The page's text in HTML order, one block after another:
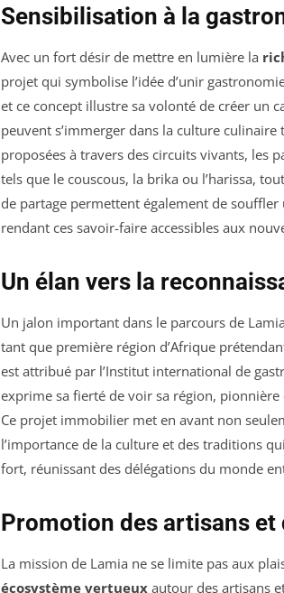
Sensibilisation à la
Avec un fort désir de mettre en lumière la
projet qui symbolise l’idée d’unir
et ce concept illustre sa volonté de créer un
peuvent s’immerger dans la culture culinaire
proposées à travers des circuits vivants, les
tels que le couscous, la brika ou l’harissa,
de partage permettent également de
rendant ces savoir-faire accessibles aux
Un élan vers la
Un jalon important dans le parcours de
tant que première région d’Afrique
est attribué par l’Institut international de
exprime sa fierté de voir sa région,
Ce projet immobilier met en avant non
l’importance de la culture et des traditions
fort, réunissant des délégations du monde
Promotion des artisans et
La mission de Lamia ne se limite pas aux
écosystème vertueux autour des artisans